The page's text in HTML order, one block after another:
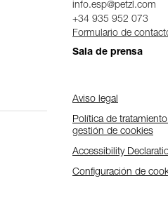
info.esp@petzl.com
+34 935 952 073
Formulario de
Sala de prensa
Aviso legal
Política de
gestión de cookies
Accessibility
Configuración de